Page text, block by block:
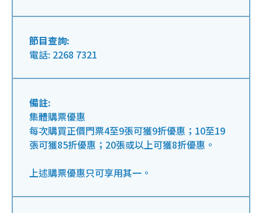
節目查詢:
電話: 2268 7321
備註:
集體購票優惠
每次購買正價門票4至9張可獲9折優惠；10至19
張可獲85折優惠；20張或以上可獲8折優惠。
上述購票優惠只可享用其一。